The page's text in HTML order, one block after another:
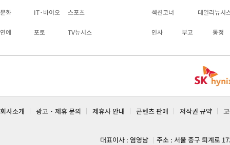
문화 IT·바이오 스포츠
연예 포토 TV뉴시스
섹션코너 데일리뉴시
인사 부고 동정
회사소개 광고 · 제휴 문의 제휴사 안내 콘텐츠 판매 저작권 규약
대표이사 : 염영남
주소 : 서울 중구 퇴계로